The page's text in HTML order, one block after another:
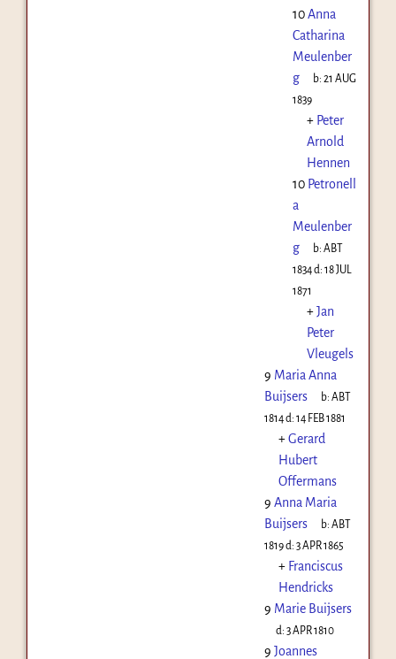
10Anna
Catharina
Meulenber
g
b:21 AUG
1839
+ Peter
Arnold
Hennen
10 Petronell
a
Meulenber
g
b:ABT
1834d: 18 JUL
1871
+Jan
Peter
Vleugels
9 Maria Anna
Buijsers
b:ABT
1814d: 14 FEB 1881
+Gerard
Hubert
Offermans
9 Anna Maria
Buijsers
b:ABT
1819d: 3 APR 1865
+ Franciscus
Hendricks
9 Marie Buijsers
d:3 APR 1810
9 Joannes